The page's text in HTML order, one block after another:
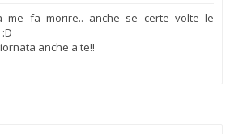
me fa morire.. anche se certe volte le
anche a te!!